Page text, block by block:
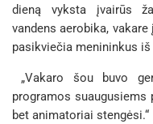
dieną vyksta įvairūs
vandens aerobika,
pasikviečia menininkus iš
„Vakaro šou buvo
programos
bet animatoriai stengėsi.“